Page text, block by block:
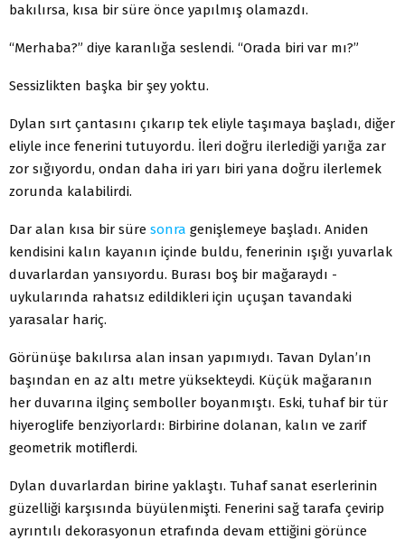
bakılırsa, kısa bir süre önce yapılmış olamazdı.
“Merhaba?” diye karanlığa seslendi. “Orada biri var mı?”
Sessizlikten başka bir şey yoktu.
Dylan sırt çantasını çıkarıp tek eliyle taşımaya başladı, diğer
eliyle ince fenerini tutuyordu. İleri doğru ilerlediği yarığa zar
zor sığıyordu, ondan daha iri yarı biri yana doğru ilerlemek
zorunda kalabilirdi.
Dar alan kısa bir süre sonra genişlemeye başladı. Aniden
kendisini kalın kayanın içinde buldu, fenerinin ışığı yuvarlak
duvarlardan yansıyordu. Burası boş bir mağaraydı -
uykularında rahatsız edildikleri için uçuşan tavandaki
yarasalar hariç.
Görünüşe bakılırsa alan insan yapımıydı. Tavan Dylan’ın
başından en az altı metre yüksekteydi. Küçük mağaranın
her duvarına ilginç semboller boyanmıştı. Eski, tuhaf bir tür
hiyeroglife benziyorlardı: Birbirine dolanan, kalın ve zarif
geometrik motiflerdi.
Dylan duvarlardan birine yaklaştı. Tuhaf sanat eserlerinin
güzelliği karşısında büyülenmişti. Fenerini sağ tarafa çevirip
ayrıntılı dekorasyonun etrafında devam ettiğini görünce